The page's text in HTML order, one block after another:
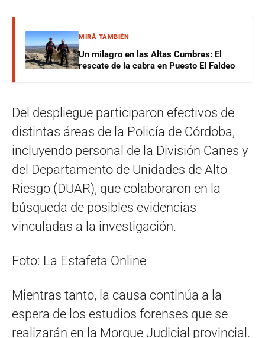
MIRÁ TAMBIÉN
Un milagro en las Altas Cumbres: El
rescate de la cabra en Puesto El Faldeo
Del despliegue participaron efectivos de
distintas áreas de la Policía de Córdoba,
incluyendo personal de la División Canes y
del Departamento de Unidades de Alto
Riesgo (DUAR), que colaboraron en la
búsqueda de posibles evidencias
vinculadas a la investigación.
Foto: La Estafeta Online
Mientras tanto, la causa continúa a la
espera de los estudios forenses que se
realizarán en la Morgue Judicial provincial.